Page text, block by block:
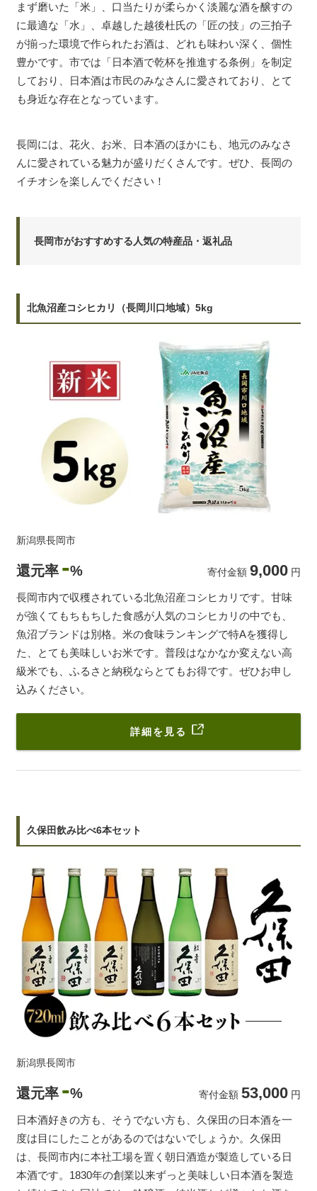
まず磨いた「米」、口当たりが柔らかく淡麗な酒を醸すの
に最適な「水」、卓越した越後杜氏の「匠の技」の三拍子
が揃った環境で作られたお酒は、どれも味わい深く、個性
豊かです。市では「日本酒で乾杯を推進する条例」を制定
しており、日本酒は市民のみなさんに愛されており、とて
も身近な存在となっています。
長岡には、花火、お米、日本酒のほかにも、地元のみなさ
んに愛されている魅力が盛りだくさんです。ぜひ、長岡の
イチオシを楽しんでください！
長岡市がおすすめする人気の特産品・返礼品
北魚沼産コシヒカリ（長岡川口地域）5kg
新潟県長岡市
還元率 -% 寄付金額 9,000 円
長岡市内で収穫されている北魚沼産コシヒカリです。甘味
が強くてもちもちした食感が人気のコシヒカリの中でも、
魚沼ブランドは別格。米の食味ランキングで特Aを獲得し
た、とても美味しいお米です。普段はなかなか変えない高
級米でも、ふるさと納税ならとてもお得です。ぜひお申し
込みください。
詳細を見る
久保田飲み比べ6本セット
新潟県長岡市
還元率 -% 寄付金額 53,000 円
日本酒好きの方も、そうでない方も、久保田の日本酒を一
度は目にしたことがあるのではないでしょうか。久保田
は、長岡市内に本社工場を置く朝日酒造が製造している日
本酒です。1830年の創業以来ずっと美味しい日本酒を製造